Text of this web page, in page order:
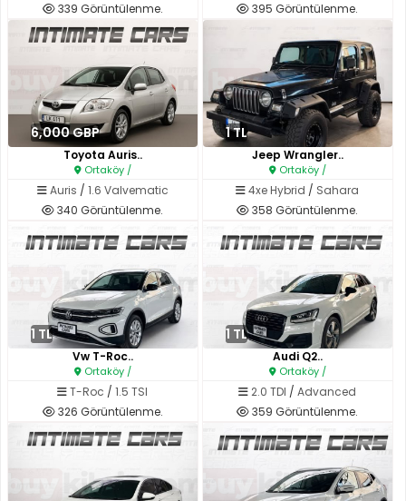
339 Görüntülenme.
395 Görüntülenme.
6,000 GBP
Toyota Auris..
Ortaköy /
Auris / 1.6 Valvematic
340 Görüntülenme.
1 TL
Jeep Wrangler..
Ortaköy /
4xe Hybrid / Sahara
358 Görüntülenme.
1 TL
Vw T-Roc..
Ortaköy /
T-Roc /1.5 TSI
326 Görüntülenme.
1 TL
Audi Q2..
Ortaköy /
2.0 TDI /Advanced
359 Görüntülenme.